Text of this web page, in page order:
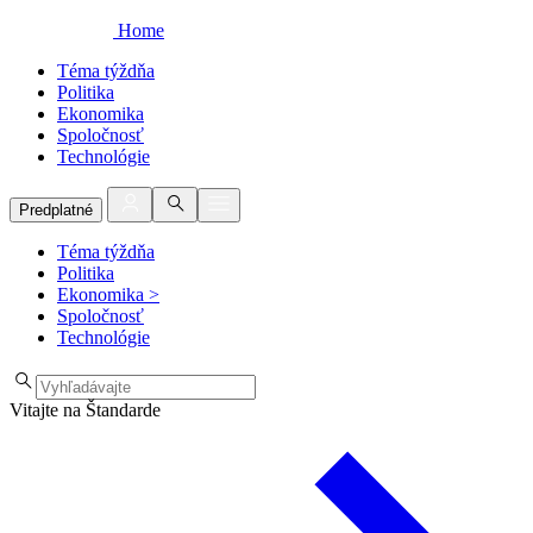
Home
Téma týždňa
Politika
Ekonomika
Spoločnosť
Technológie
Predplatné
Téma týždňa
Politika
Ekonomika >
Spoločnosť
Technológie
Vitajte na Štandarde